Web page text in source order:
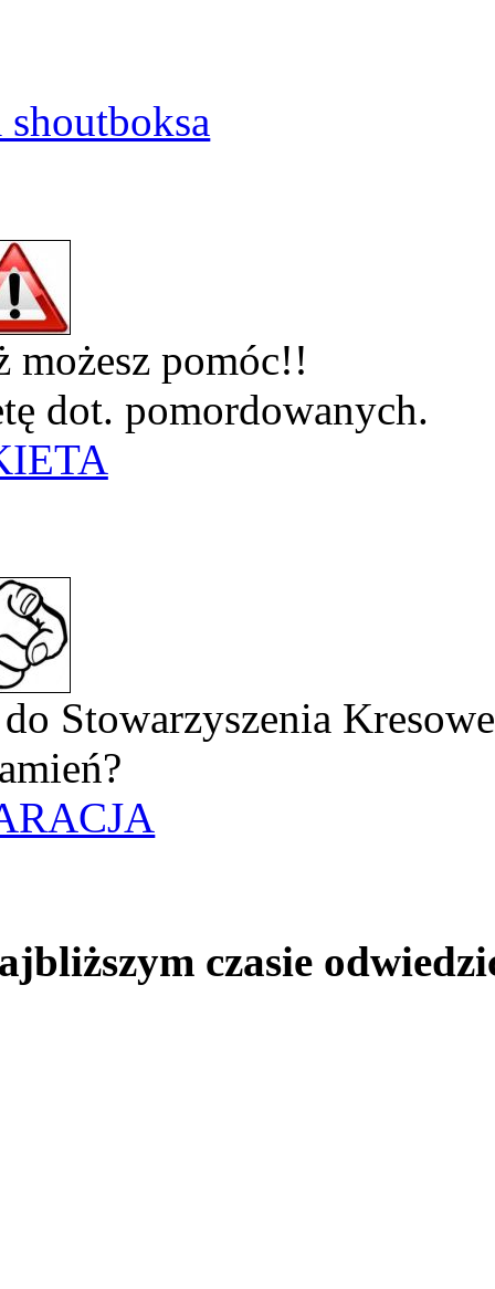
możesz pomóc!!
dot. pomordowanych.
Stowarzyszenia
czasie